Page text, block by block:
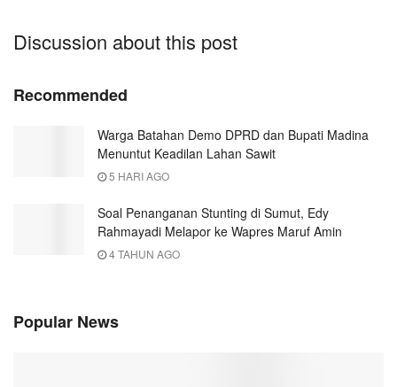
Discussion about this post
Recommended
Warga Batahan Demo DPRD dan Bupati Madina
Menuntut Keadilan Lahan Sawit
5 HARI AGO
Soal Penanganan Stunting di Sumut, Edy
Rahmayadi Melapor ke Wapres Maruf Amin
4 TAHUN AGO
Popular News